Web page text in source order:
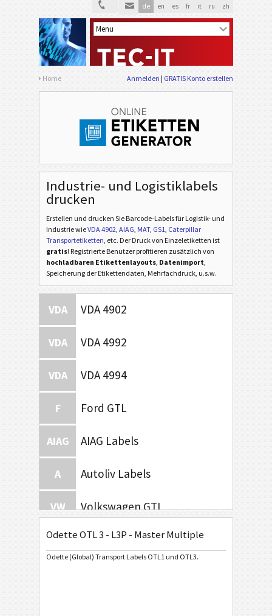
de en es fr it ru zh
Home Anmelden GRATIS Konto erstellen
Industrie- und Logistiklabels
drucken
Erstellen und drucken Sie Barcode-Labels für Logistik- und
IndustriewieVDA 4902, AIAG, MAT, GS1, Caterpillar
Transportetiketten, etc. Der Druck von Einzeletiketten ist
gratis! Registrierte Benutzer profitieren zusätzlich von
hochladbaren Etikettenlayouts, Datenimport,
Speicherung der Etikettendaten, Mehrfachdruck, u.s.w.
VDA VDA 4902
VDA VDA 4992
VDA VDA 4994
F Ford GTL
AIAG AIAG Labels
A Autoliv Labels
VW Volkswagen GTL
GM General Motors
Odette OTL 3 - L3P - Master Multiple
Odette (Global) Transport Labels OTL1 und OTL3.